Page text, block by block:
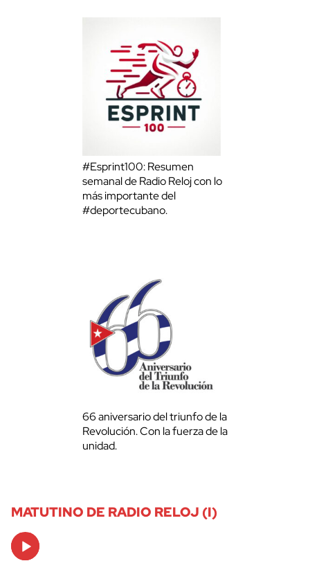
#Esprint100: Resumen
semanal de Radio Reloj con lo
más importante del
#deportecubano.
66 aniversario del triunfo de la
Revolución. Con la fuerza de la
unidad.
MATUTINO DE RADIO RELOJ (I)
Audio
Player